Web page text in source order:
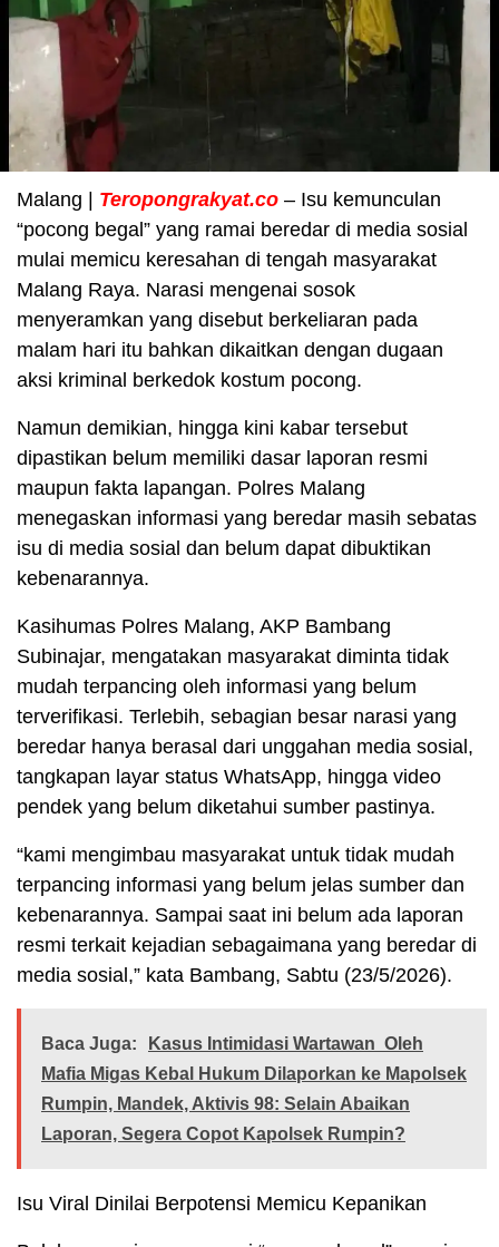
Malang | Teropongrakyat.co – Isu kemunculan
“pocong begal” yang ramai beredar di media sosial
mulai memicu keresahan di tengah masyarakat
Malang Raya. Narasi mengenai sosok
menyeramkan yang disebut berkeliaran pada
malam hari itu bahkan dikaitkan dengan dugaan
aksi kriminal berkedok kostum pocong.
Namun demikian, hingga kini kabar tersebut
dipastikan belum memiliki dasar laporan resmi
maupun fakta lapangan. Polres Malang
menegaskan informasi yang beredar masih sebatas
isu di media sosial dan belum dapat dibuktikan
kebenarannya.
Kasihumas Polres Malang, AKP Bambang
Subinajar, mengatakan masyarakat diminta tidak
mudah terpancing oleh informasi yang belum
terverifikasi. Terlebih, sebagian besar narasi yang
beredar hanya berasal dari unggahan media sosial,
tangkapan layar status WhatsApp, hingga video
pendek yang belum diketahui sumber pastinya.
“kami mengimbau masyarakat untuk tidak mudah
terpancing informasi yang belum jelas sumber dan
kebenarannya. Sampai saat ini belum ada laporan
resmi terkait kejadian sebagaimana yang beredar di
media sosial,” kata Bambang, Sabtu (23/5/2026).
Baca Juga:
Kasus Intimidasi Wartawan Oleh
Mafia Migas Kebal Hukum Dilaporkan ke Mapolsek
Rumpin, Mandek, Aktivis 98: Selain Abaikan
Laporan, Segera Copot Kapolsek Rumpin?
Isu Viral Dinilai Berpotensi Memicu Kepanikan